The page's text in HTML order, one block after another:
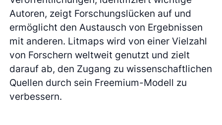
Autoren, zeigt Forschungslücken auf und
ermöglicht den Austausch von Ergebnissen
mit anderen. Litmaps wird von einer Vielzahl
von Forschern weltweit genutzt und zielt
darauf ab, den Zugang zu wissenschaftlichen
Quellen durch sein Freemium-Modell zu
verbessern.